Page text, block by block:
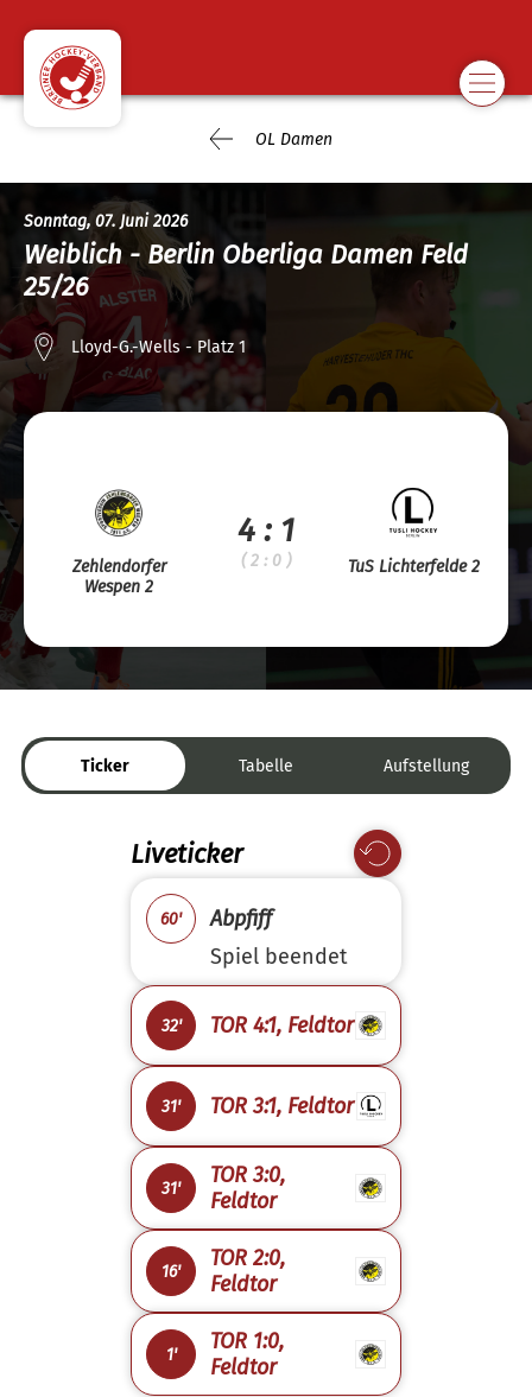
OL Damen
Sonntag, 07. Juni 2026
Weiblich - Berlin Oberliga Damen Feld
25/26
Lloyd-G.-Wells - Platz 1
Zehlendorfer
Wespen 2
4 : 1
( 2 : 0 ) TuS Lichterfelde 2
Ticker Tabelle Aufstellung
Liveticker
60'
Abpfiff
Spiel beendet
32' TOR 4:1, Feldtor
31' TOR 3:1, Feldtor
31'
TOR 3:0,
Feldtor
16'
TOR 2:0,
Feldtor
1'
TOR 1:0,
Feldtor